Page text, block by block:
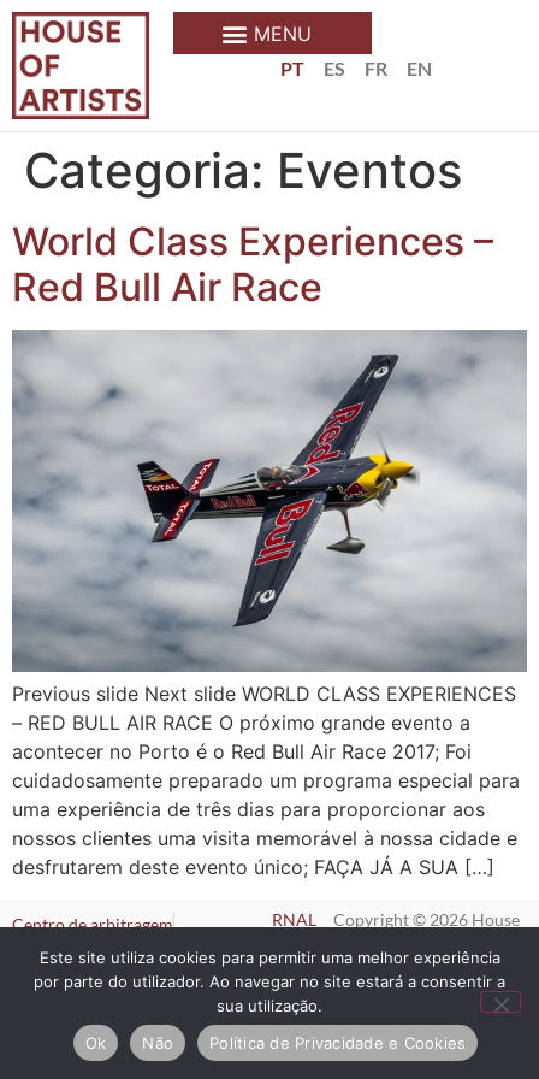
PT ES FR EN
Categoria: Eventos
World Class Experiences –
Red Bull Air Race
Previous slide Next slide WORLD CLASS EXPERIENCES
– RED BULL AIR RACE O próximo grande evento a
acontecer no Porto é o Red Bull Air Race 2017; Foi
cuidadosamente preparado um programa especial para
uma experiência de três dias para proporcionar aos
nossos clientes uma visita memorável à nossa cidade e
desfrutarem deste evento único; FAÇA JÁ A SUA […]
Copyright © 2026 House
direitos reservados.
Centro de arbitragem
Política de Privacidade e Cookies
Livro de reclamações eletrónico
RNAL
111131/AL
Este site utiliza cookies para permitir uma melhor experiência
por parte do utilizador. Ao navegar no site estará a consentir a
sua utilização.
Ok
Não Política de Privacidade e Cookies